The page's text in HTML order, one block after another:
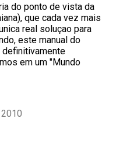
do ponto de vista da
que cada vez mais
real soluçao para
este manual do
definitivamente
em um "Mundo